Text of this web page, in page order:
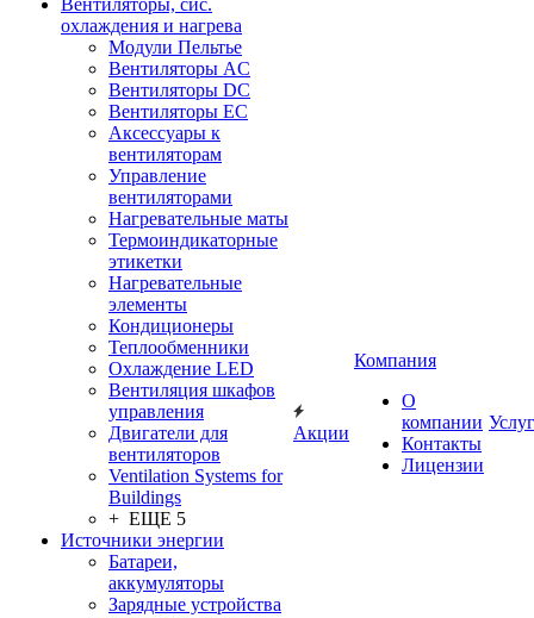
Вентиляторы, сис.
охлаждения и нагрева
Модули Пельтье
Вентиляторы AC
Вентиляторы DC
Вентиляторы EC
Аксессуары к
вентиляторам
Управление
вентиляторами
Нагревательные маты
Термоиндикаторные
этикетки
Нагревательные
элементы
Кондиционеры
Теплообменники
Охлаждение LED
Вентиляция шкафов
управления
Двигатели для
вентиляторов
Ventilation Systems for
Buildings
+ ЕЩЕ 5
Источники энергии
Батареи,
аккумуляторы
Зарядные устройства
Акции
Компания
О
компании
Контакты
Лицензии